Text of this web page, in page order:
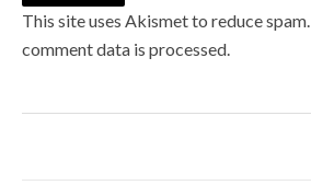
This site uses Akismet to reduce spam.
comment data is processed.